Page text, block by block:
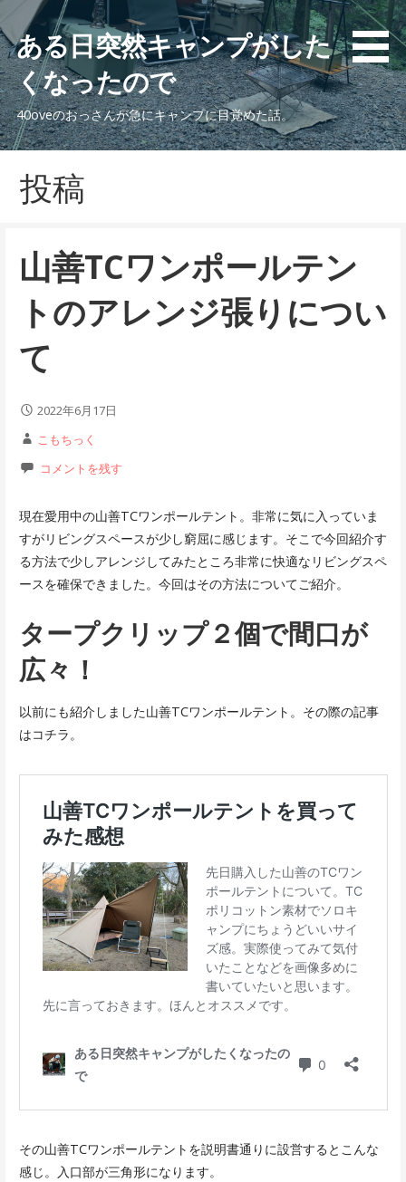
ン
テ
ン
ツ
へ
移
ある日突然キャンプがした
くなったので
40oveのおっさんが急にキャンプに目覚めた話。
投稿
山善TCワンポールテン
トのアレンジ張りについ
て
2022年6月17日
こもちっく
コメントを残す
現在愛用中の山善TCワンポールテント。非常に気に入っていま
すがリビングスペースが少し窮屈に感じます。そこで今回紹介す
る方法で少しアレンジしてみたところ非常に快適なリビングスペ
ースを確保できました。今回はその方法についてご紹介。
タープクリップ２個で間口が
広々！
以前にも紹介しました山善TCワンポールテント。その際の記事
はコチラ。
その山善TCワンポールテントを説明書通りに設営するとこんな
感じ。入口部が三角形になります。